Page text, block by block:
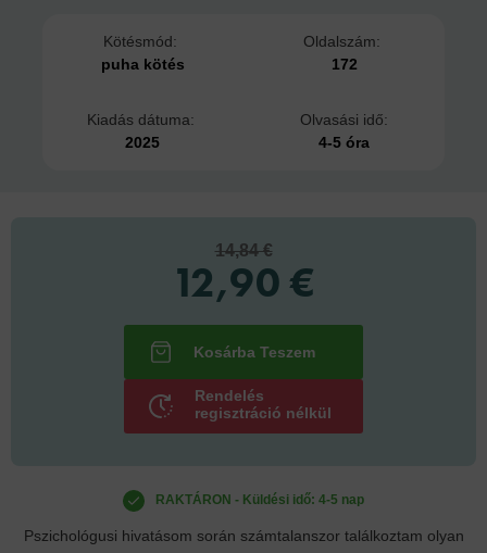
Kötésmód:
puha kötés
Oldalszám:
172
Kiadás dátuma:
2025
Olvasási idő:
4-5 óra
Pszichológusi hivatásom során számtalanszor találkoztam olyan
RAKTÁRON - Küldési idő: 4-5 nap
14,84 €
12,90 €
Rendelés
regisztráció nélkül